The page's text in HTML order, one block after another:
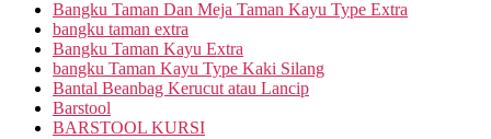
Bangku Taman Dan Meja Taman Kayu Type Extra
bangku taman extra
Bangku Taman Kayu Extra
bangku Taman Kayu Type Kaki Silang
Bantal Beanbag Kerucut atau Lancip
Barstool
BARSTOOL KURSI